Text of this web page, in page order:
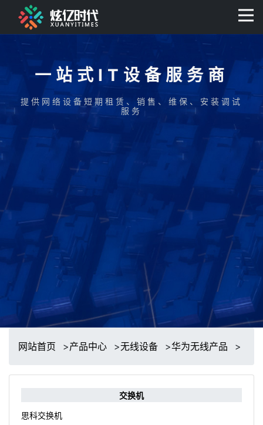
一站式IT设备服务商
提供网络设备短期租赁、销售、维保、安装调试
服务
网站首页 >产品中心 >无线设备 >华为无线产品 >
交换机
思科交换机